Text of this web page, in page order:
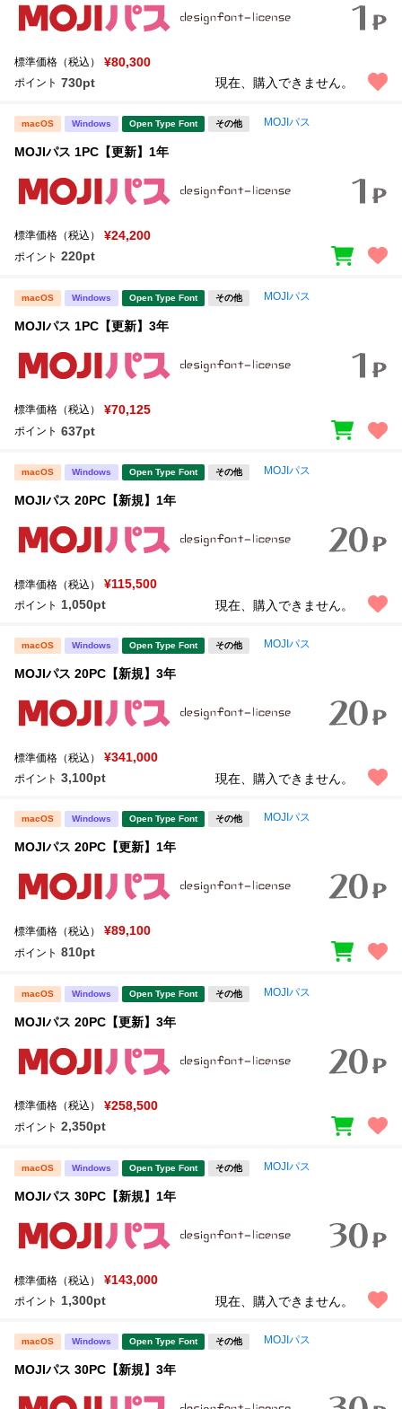
標準価格（税込） ¥80,300
ポイント 730pt 現在、購入できません。
macOS Windows Open Type Font その他 MOJIパス
MOJIパス 1PC【更新】1年
標準価格（税込） ¥24,200
ポイント 220pt
macOS Windows Open Type Font その他 MOJIパス
MOJIパス 1PC【更新】3年
標準価格（税込） ¥70,125
ポイント 637pt
macOS Windows Open Type Font その他 MOJIパス
MOJIパス 20PC【新規】1年
標準価格（税込） ¥115,500
ポイント 1,050pt 現在、購入できません。
macOS Windows Open Type Font その他 MOJIパス
MOJIパス 20PC【新規】3年
標準価格（税込） ¥341,000
ポイント 3,100pt 現在、購入できません。
macOS Windows Open Type Font その他 MOJIパス
MOJIパス 20PC【更新】1年
標準価格（税込） ¥89,100
ポイント 810pt
macOS Windows Open Type Font その他 MOJIパス
MOJIパス 20PC【更新】3年
標準価格（税込） ¥258,500
ポイント 2,350pt
macOS Windows Open Type Font その他 MOJIパス
MOJIパス 30PC【新規】1年
標準価格（税込） ¥143,000
ポイント 1,300pt 現在、購入できません。
macOS Windows Open Type Font その他 MOJIパス
MOJIパス 30PC【新規】3年